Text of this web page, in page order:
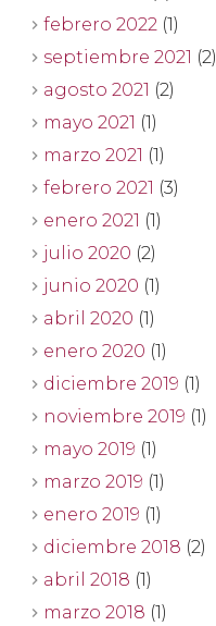
febrero 2022 (1)
septiembre 2021 (2)
agosto 2021 (2)
mayo 2021 (1)
marzo 2021 (1)
febrero 2021 (3)
enero 2021 (1)
julio 2020 (2)
junio 2020 (1)
abril 2020 (1)
enero 2020 (1)
diciembre 2019 (1)
noviembre 2019 (1)
mayo 2019 (1)
marzo 2019 (1)
enero 2019 (1)
diciembre 2018 (2)
abril 2018 (1)
marzo 2018 (1)